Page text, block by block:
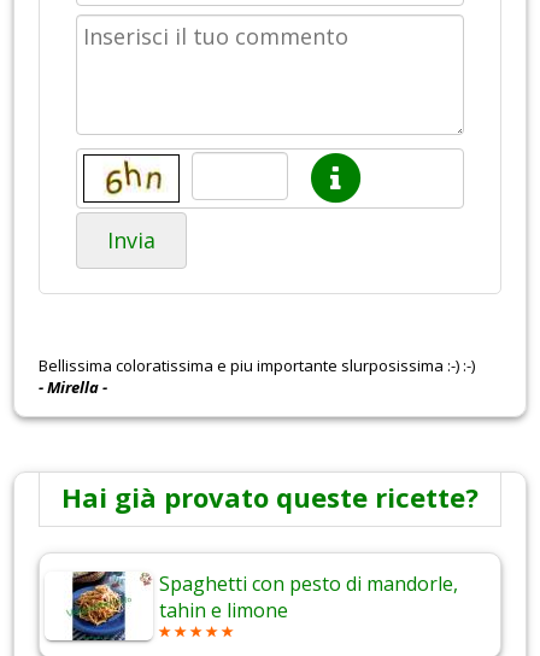
Invia
Bellissima coloratissima e piu importante slurposissima :-) :-)
- Mirella -
Hai già provato queste ricette?
Spaghetti con pesto di mandorle,
tahin e limone